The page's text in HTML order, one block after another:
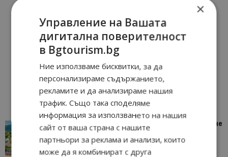
“Пощенска картичка от…”: Петрич – Изживяване
отвъд очакваното
Петрич 11/07/2026 11:22
×
Управление на Вашата
дигитална поверителност
в Bgtourism.bg
Ние използваме бисквитки, за да
персонализираме съдържанието,
рекламите и да анализираме нашия
трафик. Също така споделяме
информация за използването на нашия
сайт от ваша страна с нашите
партньори за реклама и анализи, които
може да я комбинират с друга